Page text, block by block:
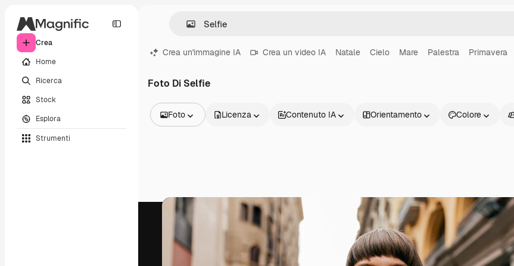
Crea
Home
Ricerca
Stock
Esplora
Strumenti
Crea un'immagine IA Crea un video IA Natale Cielo Mare Palestra Primavera
Foto Di Selfie
Foto
Video
Clip video
Motion graphic
Modelli 3D
Licenza Contenuto IA Orientamento Colore
Prodotti Inizia